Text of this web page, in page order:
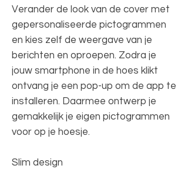
Verander de look van de cover met
gepersonaliseerde pictogrammen
en kies zelf de weergave van je
berichten en oproepen. Zodra je
jouw smartphone in de hoes klikt
ontvang je een pop-up om de app te
installeren. Daarmee ontwerp je
gemakkelijk je eigen pictogrammen
voor op je hoesje.
Slim design